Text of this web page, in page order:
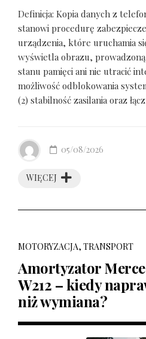
Definicja: Kopia danych z
stanowi procedurę
urządzenia, które uruchamia
wyświetla obrazu,
stanu pamięci ani nie utracić
możliwość odblokowania
(2) stabilność zasilania oraz
WIĘCEJ
05/08/2026
MOTORYZACJA, TRANSPORT
Amortyzator
W212 – kiedy
niż wymiana?